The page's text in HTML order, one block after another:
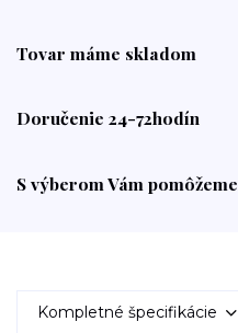
Tovar máme skladom
Doručenie 24-72hodín
S výberom Vám pomôžeme
Kompletné špecifikácie